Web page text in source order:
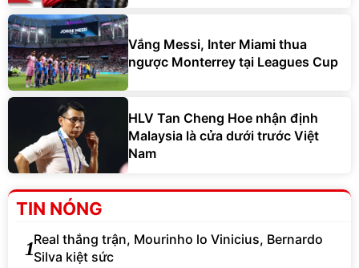
Vắng Messi, Inter Miami thua
ngược Monterrey tại Leagues Cup
HLV Tan Cheng Hoe nhận định
Malaysia là cửa dưới trước Việt
Nam
TIN NÓNG
1Real thắng trận, Mourinho lo Vinicius, Bernardo
Silva kiệt sức